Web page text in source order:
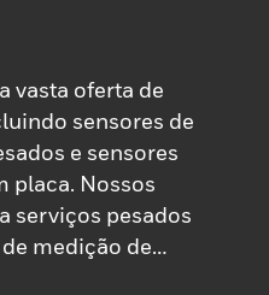
vasta oferta de
sensores de
​​e sensores
placa. Nossos
serviços pesados
medição de